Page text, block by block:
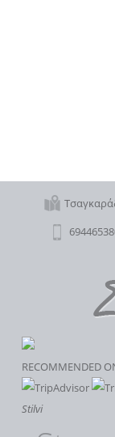
RECOMMENDED
Stilvi